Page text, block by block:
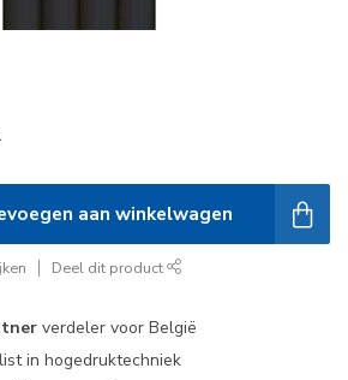
.
aan winkelwagen
Deel dit product
verdeler voor België
in hogedruktechniek